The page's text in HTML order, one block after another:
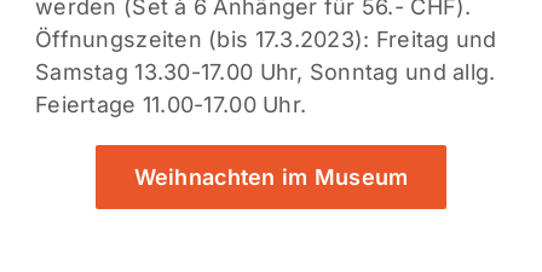
werden (Set à 6 Anhänger für 56.- CHF).
Öffnungszeiten (bis 17.3.2023): Freitag und
Samstag 13.30-17.00 Uhr, Sonntag und allg.
Feiertage 11.00-17.00 Uhr.
Weihnachten im Museum